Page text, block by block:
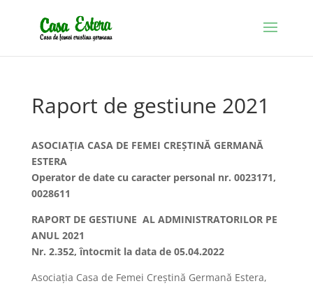
Raport de gestiune 2021
ASOCIAŢIA CASA DE FEMEI CREŞTINĂ GERMANĂ
ESTERA
Operator de date cu caracter personal nr. 0023171,
0028611
RAPORT DE GESTIUNE AL ADMINISTRATORILOR PE
ANUL 2021
Nr. 2.352, întocmit la data de 05.04.2022
Asociaţia Casa de Femei Creştină Germană Estera,